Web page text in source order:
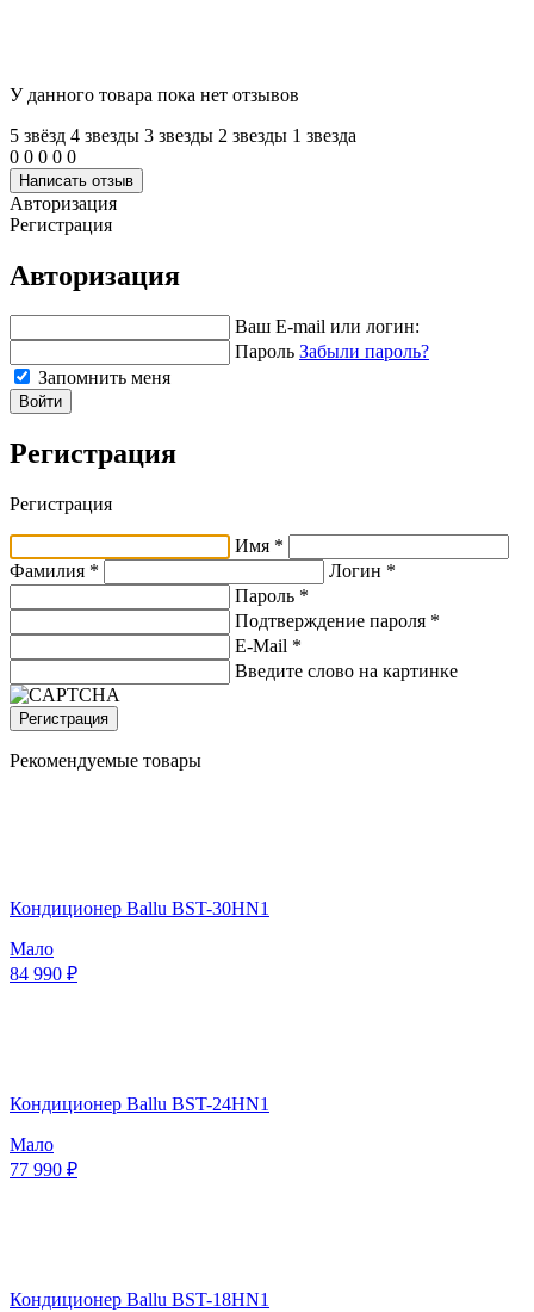
У данного товара пока нет отзывов
5 звёзд 4 звeзды 3 звeзды 2 звeзды 1 звeзда
0 0 0 0 0
Написать отзыв
Авторизация
Регистрация
Авторизация
Ваш E-mail или логин:
Пароль Забыли пароль?
Запомнить меня
Войти
Регистрация
Регистрация
Имя *
Фамилия *
Логин *
Пароль *
Подтверждение пароля *
E-Mail *
Введите слово на картинке
Регистрация
Рекомендуемые товары
Кондиционер Ballu BST-30HN1
Мало
84 990 ₽
Кондиционер Ballu BST-24HN1
Мало
77 990 ₽
Кондиционер Ballu BST-18HN1